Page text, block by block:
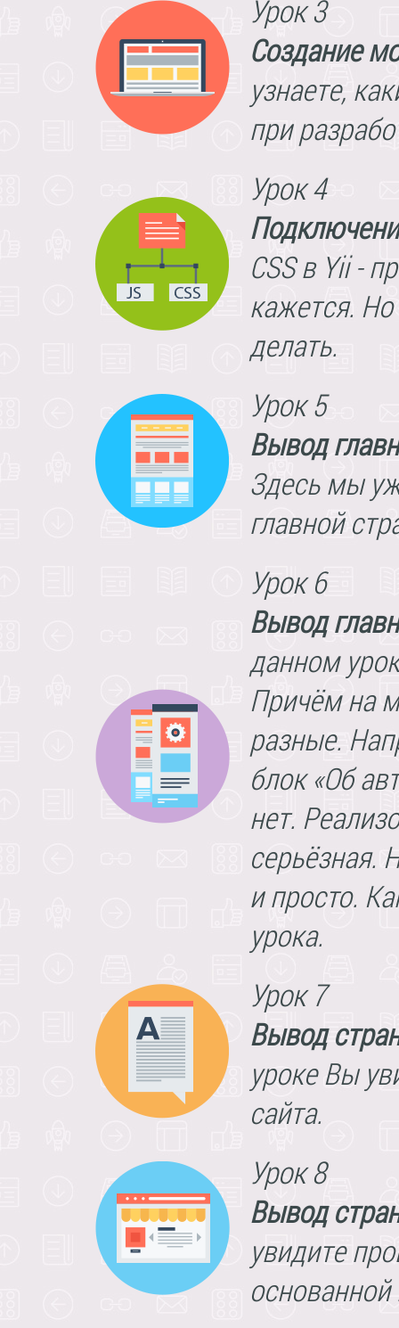
Урок 3
Создание
узнаете,
при
Урок 4
CSS в Yii -
кажется.
делать.
Урок 5
Вывод
Здесь мы
главной
Урок 6
Вывод
данном
Причём на
разные.
блок «Об
нет.
серьёзная.
и просто.
урока.
Урок 7
Вывод
уроке Вы
сайта.
Урок 8
Вывод
увидите